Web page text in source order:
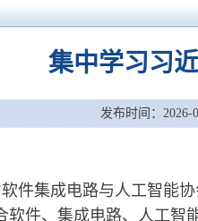
集中学习习
发布时间：2026-
件集成电路与人工智能
软件、集成电路、人工智